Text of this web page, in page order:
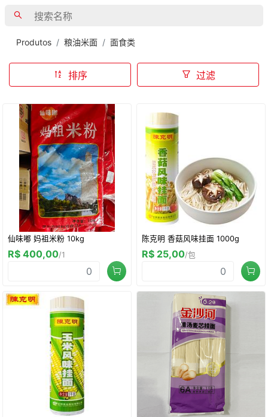
Produtos 粮油米面 面食类
排序 过滤
仙味嘟 妈祖米粉 10kg
R$ 400,00/1
陈克明 香菇风味挂面 1000g
R$ 25,00/包